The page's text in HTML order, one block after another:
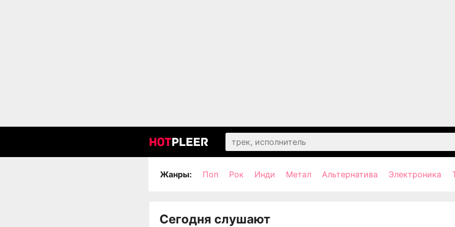
Жанры: Поп Рок Инди Метал Альтернатива Электроника
Сегодня слушают